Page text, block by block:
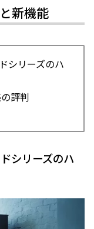
新機能
シリーズのハ
評判
シリーズのハ